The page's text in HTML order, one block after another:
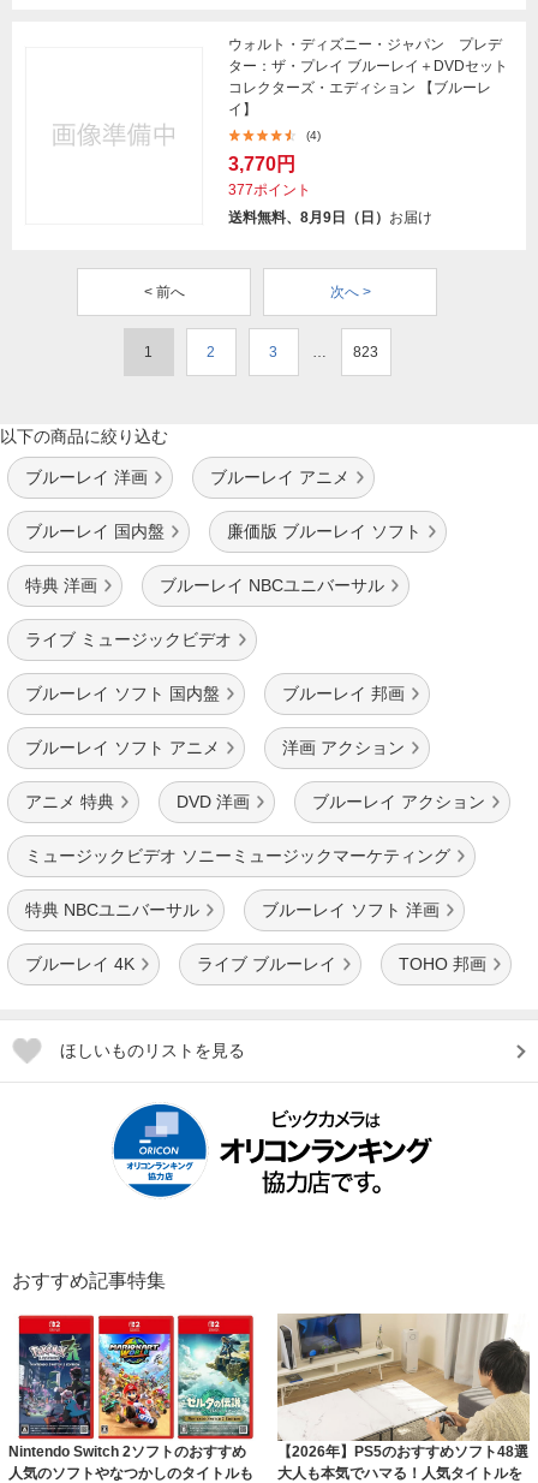
ウォルト・ディズニー・ジャパン プレデ
ター：ザ・プレイ ブルーレイ＋DVDセット
コレクターズ・エディション 【ブルーレ
イ】
(4)
3,770円
377ポイント
送料無料、8月9日（日） お届け
< 前へ 次へ >
1 2 3 … 823
以下の商品に絞り込む
ブルーレイ 洋画 ブルーレイ アニメ
ブルーレイ 国内盤 廉価版 ブルーレイ ソフト
特典 洋画 ブルーレイ NBCユニバーサル
ライブ ミュージックビデオ
ブルーレイ ソフト 国内盤 ブルーレイ 邦画
ブルーレイ ソフト アニメ 洋画 アクション
アニメ 特典 DVD 洋画 ブルーレイ アクション
ミュージックビデオ ソニーミュージックマーケティング
特典 NBCユニバーサル ブルーレイ ソフト 洋画
ブルーレイ 4K ライブ ブルーレイ TOHO 邦画
ほしいものリストを見る
おすすめ記事特集
Nintendo Switch 2ソフトのおすすめ
人気のソフトやなつかしのタイトルも
【2026年】PS5のおすすめソフト48選
大人も本気でハマる！人気タイトルを